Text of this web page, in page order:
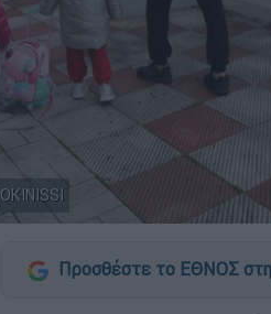
Προσθέστε το ΕΘΝΟΣ